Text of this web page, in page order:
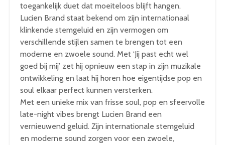
toegankelijk duet dat moeiteloos blijft hangen.
Lucien Brand staat bekend om zijn internationaal
klinkende stemgeluid en zijn vermogen om
verschillende stijlen samen te brengen tot een
moderne en zwoele sound. Met ‘Jij past echt wel
goed bij mij’ zet hij opnieuw een stap in zijn muzikale
ontwikkeling en laat hij horen hoe eigentijdse pop en
soul elkaar perfect kunnen versterken.
Met een unieke mix van frisse soul, pop en sfeervolle
late-night vibes brengt Lucien Brand een
vernieuwend geluid. Zijn internationale stemgeluid
en moderne sound zorgen voor een zwoele,